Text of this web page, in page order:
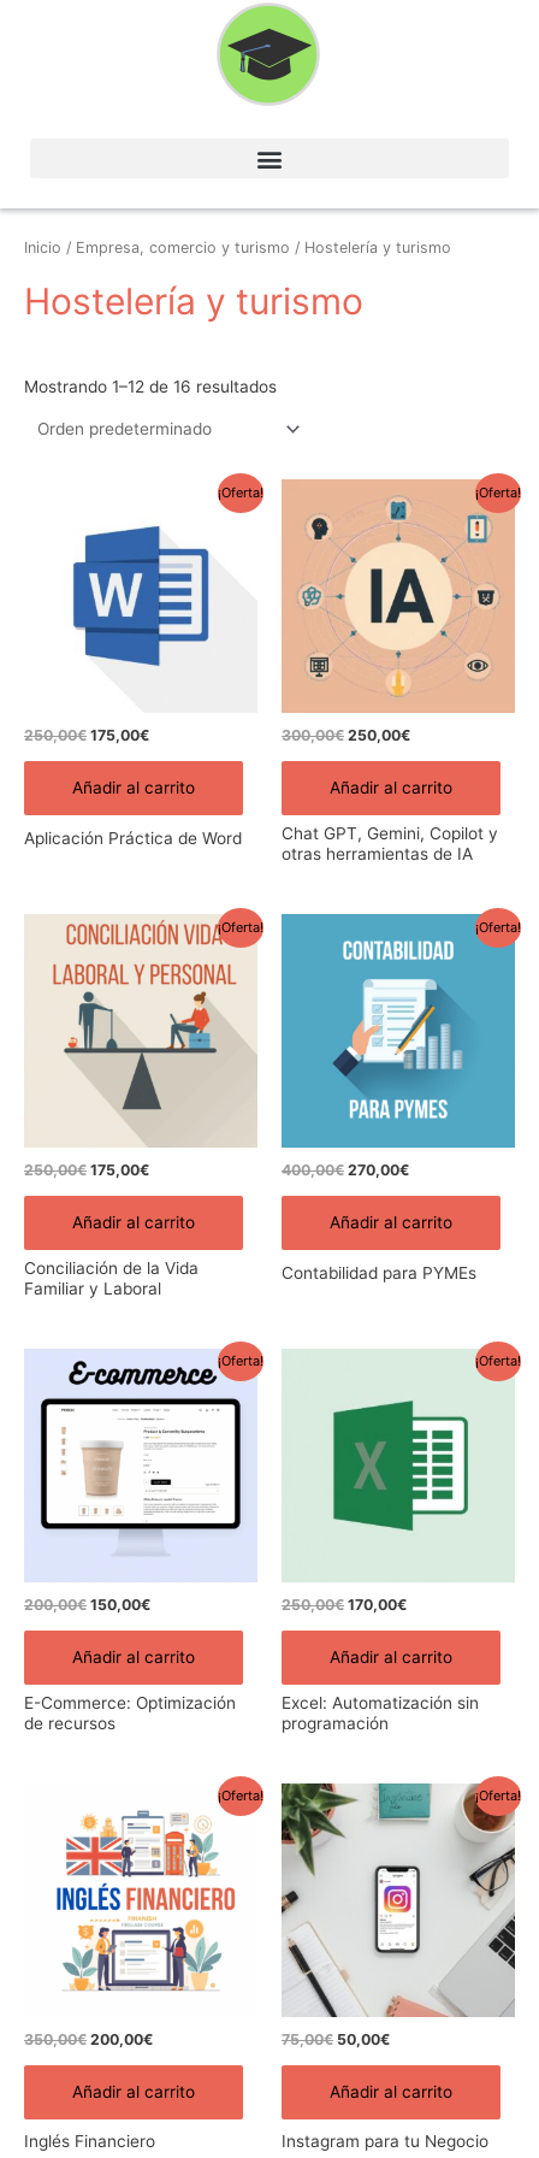
Inicio / Empresa, comercio y turismo / Hostelería y turismo
Hostelería y turismo
Mostrando 1–12 de 16 resultados
¡Oferta!
250,00€
original
250,00€.
175,00€
actual
es:
175,00€.
Añadir al carrito
Aplicación Práctica de Word
¡Oferta!
300,00€
precio
original
era:
300,00€.
250,00€
precio
actual
es:
250,00€.
Añadir al carrito
Chat GPT, Gemini, Copilot y
otras herramientas de IA
¡Oferta!
250,00€
El
precio
original
era:
250,00€.
175,00€
El
precio
actual
es:
175,00€.
Añadir al carrito
Conciliación de la Vida
Familiar y Laboral
¡Oferta!
400,00€
precio
original
era:
400,00€.
270,00€
precio
actual
es:
270,00€.
Añadir al carrito
Contabilidad para PYMEs
¡Oferta!
200,00€
precio
original
era:
200,00€.
150,00€
precio
actual
es:
150,00€.
Añadir al carrito
E-Commerce: Optimización
de recursos
¡Oferta!
250,00€
era:
250,00€.
170,00€
es:
170,00€.
Añadir al carrito
Excel: Automatización sin
programación
¡Oferta!
350,00€
precio
original
era:
350,00€.
200,00€
precio
actual
es:
200,00€.
Añadir al carrito
Inglés Financiero
¡Oferta!
75,00€
El
precio
original
75,00€.
50,00€
precio
actual
50,00€.
Añadir al carrito
Instagram para tu Negocio